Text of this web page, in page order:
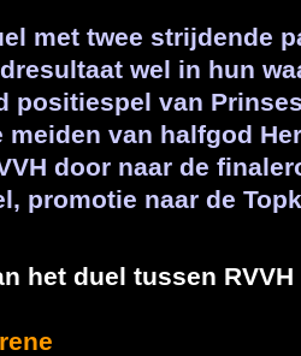
met twee strijdende
wel in hun
positiespel van
meiden van halfgod
door naar de
promotie naar de
het duel tussen